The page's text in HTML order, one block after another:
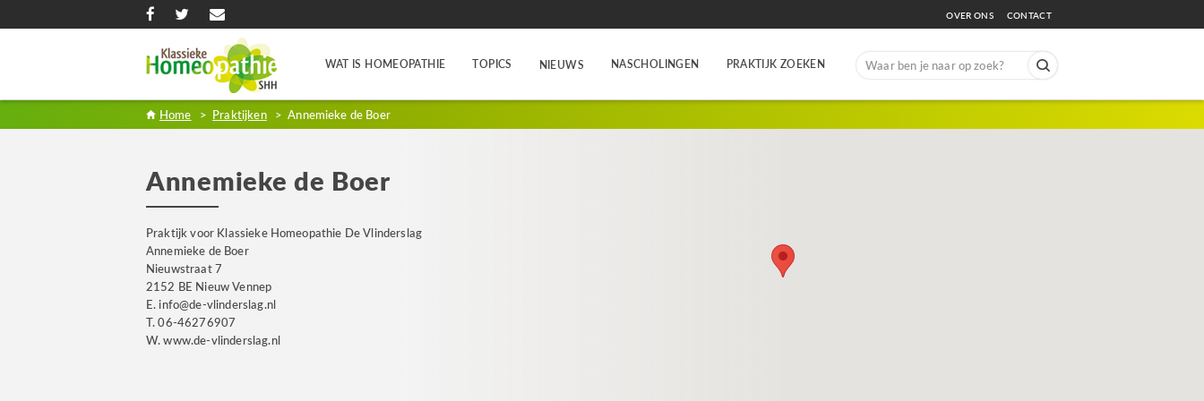
OVER ONS CONTACT
WAT IS HOMEOPATHIE TOPICS NIEUWS NASCHOLINGEN PRAKTIJK ZOEKEN
Search
Home > Praktijken > Annemieke de Boer
Annemieke de Boer
Praktijk voor Klassieke Homeopathie De Vlinderslag
Annemieke de Boer
Nieuwstraat 7
2152 BE Nieuw Vennep
E. info@de-vlinderslag.nl
T. 06-46276907
W. www.de-vlinderslag.nl